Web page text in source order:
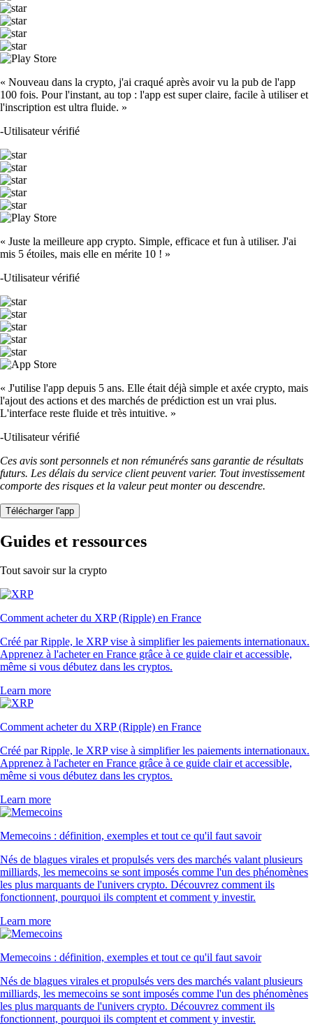
« Nouveau dans la crypto, j'ai craqué après avoir vu la pub de l'app
100 fois. Pour l'instant, au top : l'app est super claire, facile à utiliser et
l'inscription est ultra fluide. »
-Utilisateur vérifié
« Juste la meilleure app crypto. Simple, efficace et fun à utiliser. J'ai
mis 5 étoiles, mais elle en mérite 10 ! »
-Utilisateur vérifié
« J'utilise l'app depuis 5 ans. Elle était déjà simple et axée crypto, mais
l'ajout des actions et des marchés de prédiction est un vrai plus.
L'interface reste fluide et très intuitive. »
-Utilisateur vérifié
Ces avis sont personnels et non rémunérés sans garantie de résultats
futurs. Les délais du service client peuvent varier. Tout investissement
comporte des risques et la valeur peut monter ou descendre.
Télécharger l'app
Guides et ressources
Tout savoir sur la crypto
Comment acheter du XRP (Ripple) en France
Créé par Ripple, le XRP vise à simplifier les paiements internationaux.
Apprenez à l'acheter en France grâce à ce guide clair et accessible,
même si vous débutez dans les cryptos.
Learn more
Comment acheter du XRP (Ripple) en France
Créé par Ripple, le XRP vise à simplifier les paiements internationaux.
Apprenez à l'acheter en France grâce à ce guide clair et accessible,
même si vous débutez dans les cryptos.
Learn more
Memecoins : définition, exemples et tout ce qu'il faut savoir
Nés de blagues virales et propulsés vers des marchés valant plusieurs
milliards, les memecoins se sont imposés comme l'un des phénomènes
les plus marquants de l'univers crypto. Découvrez comment ils
fonctionnent, pourquoi ils comptent et comment y investir.
Learn more
Memecoins : définition, exemples et tout ce qu'il faut savoir
Nés de blagues virales et propulsés vers des marchés valant plusieurs
milliards, les memecoins se sont imposés comme l'un des phénomènes
les plus marquants de l'univers crypto. Découvrez comment ils
fonctionnent, pourquoi ils comptent et comment y investir.